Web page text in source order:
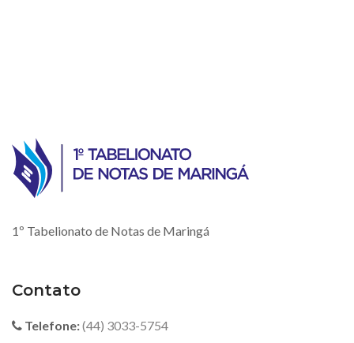
1º Tabelionato de Notas de Maringá
Contato
Telefone:(44) 3033-5754